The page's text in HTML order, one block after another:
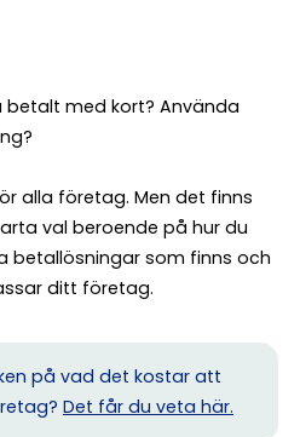
betalt med kort? Använda
alla företag. Men det finns
val beroende på hur du
betallösningar som finns och
ditt företag.
på vad det kostar att
Det får du veta här.